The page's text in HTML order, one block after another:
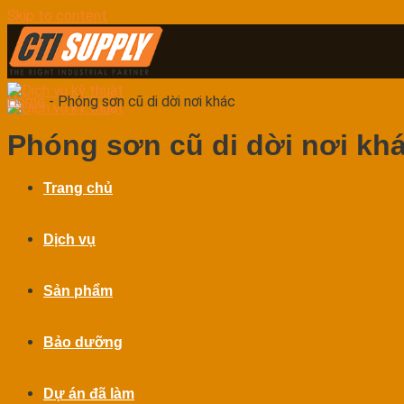
Skip to content
Trang chủ
Dịch vụ
Sản phẩm
Bảo dưỡng
Dự án đã làm
Home-Phóng sơn cũ di dời nơi khác
Phóng sơn cũ di dời nơi